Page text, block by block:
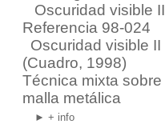
Referencia 98-024
Oscuridad visible II
(Cuadro, 1998)
Técnica mixta sobre
malla metálica
► + info